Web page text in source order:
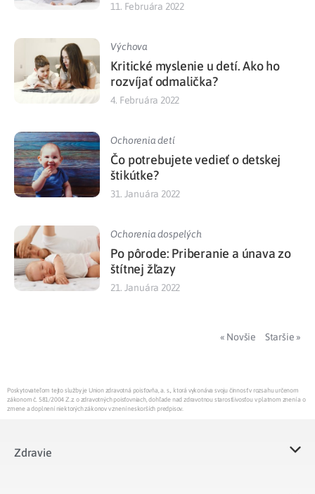
11. Februára 2022
Výchova
Kritické myslenie u detí. Ako ho
rozvíjať odmalička?
4. Februára 2022
Ochorenia detí
Čo potrebujete vedieť o detskej
štikútke?
31. Januára 2022
Ochorenia dospelých
Po pôrode: Priberanie a únava zo
štítnej žľazy
21. Januára 2022
« Novšie Staršie »
Poskytovateľom tejto služby je Union zdravotná poisťovňa, a. s., ktorá vykonáva svoju činnosť v rozsahu určenom
zákonom č. 581/2004 Z.z. o zdravotných poisťovniach, dohľade nad zdravotnou starostlivosťou v platnom znení a o
zmene a doplnení niektorých zákonov v znení neskorších predpisov.
Zdravie